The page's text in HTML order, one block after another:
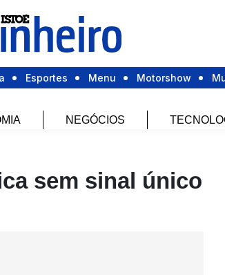
Esportes Menu Motorshow
NEGÓCIOS
sem sinal único